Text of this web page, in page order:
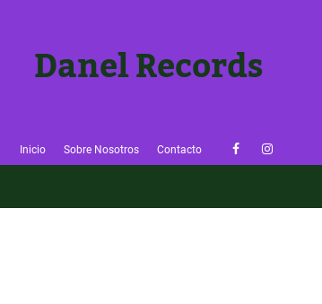
Danel Records
Inicio Sobre Nosotros Contacto
🎶 ¡Sigue Danel Records!